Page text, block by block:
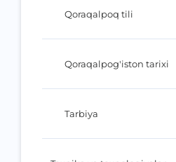
Qoraqalpoq tili
Qoraqalpog'iston tarixi
Tarbiya